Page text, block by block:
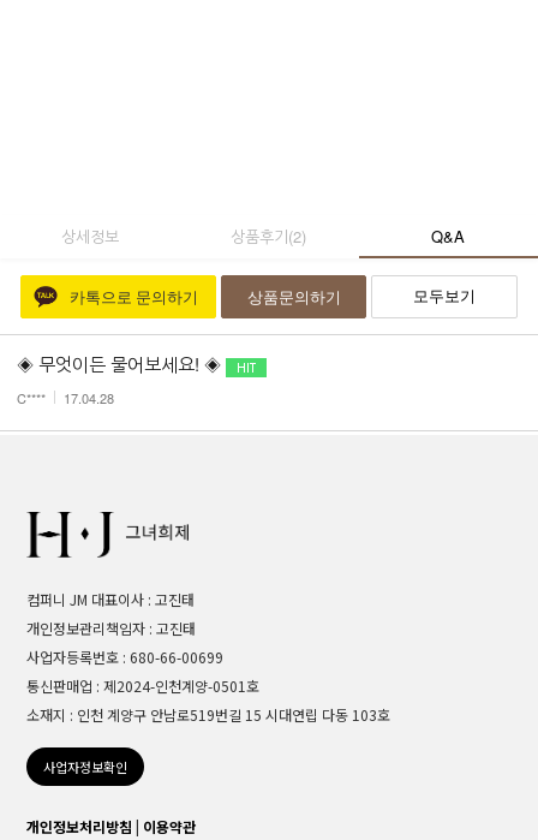
상세정보 상품후기(2) Q&A
카톡으로 문의하기 상품문의하기 모두보기
◈ 무엇이든 물어보세요! ◈
C**** 17.04.28
컴퍼니 JM 대표이사 : 고진태
개인정보관리책임자 : 고진태
사업자등록번호 : 680-66-00699
통신판매업 : 제2024-인천계양-0501호
소재지 : 인천 계양구 안남로519번길 15 시대연립 다동 103호
사업자정보확인
개인정보처리방침 | 이용약관